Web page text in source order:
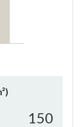
150